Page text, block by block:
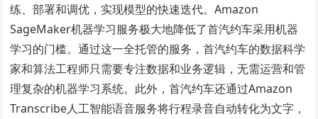
练、部署和调优，实现模型的快速迭代。Amazon
SageMaker机器学习服务极大地降低了首汽约车采用机器
学习的门槛。通过这一全托管的服务，首汽约车的数据科学
家和算法工程师只需要专注数据和业务逻辑，无需运营和管
理复杂的机器学习系统。此外，首汽约车还通过Amazon
Transcribe人工智能语音服务将行程录音自动转化为文字，